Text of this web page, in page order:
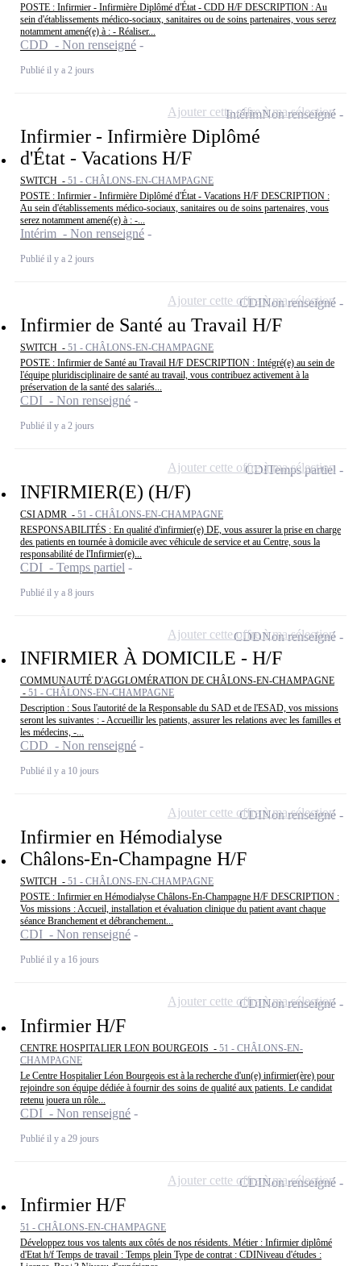
POSTE : Infirmier - Infirmière Diplômé d'État - CDD H/F DESCRIPTION : Au
sein d'établissements médico-sociaux, sanitaires ou de soins partenaires, vous serez
notamment amené(e) à : - Réaliser...
CDD - Non renseigné
Publié il y a 2 jours
Infirmier - Infirmière Diplômé
d'État - Vacations H/F
SWITCH - 51 - CHÂLONS-EN-CHAMPAGNE
POSTE : Infirmier - Infirmière Diplômé d'État - Vacations H/F DESCRIPTION :
Au sein d'établissements médico-sociaux, sanitaires ou de soins partenaires, vous
serez notamment amené(e) à : -...
Intérim - Non renseigné
Publié il y a 2 jours
IntérimNon renseigné
Ajouter cette offre à ma sélection
Infirmier de Santé au Travail H/F
SWITCH - 51 - CHÂLONS-EN-CHAMPAGNE
POSTE : Infirmier de Santé au Travail H/F DESCRIPTION : Intégré(e) au sein de
l'équipe pluridisciplinaire de santé au travail, vous contribuez activement à la
préservation de la santé des salariés...
CDI - Non renseigné
Publié il y a 2 jours
CDINon renseigné
Ajouter cette offre à ma sélection
INFIRMIER(E) (H/F)
CSI ADMR - 51 - CHÂLONS-EN-CHAMPAGNE
RESPONSABILITÉS : En qualité d'infirmier(e) DE, vous assurer la prise en charge
des patients en tournée à domicile avec véhicule de service et au Centre, sous la
responsabilité de l'Infirmier(e)...
CDI - Temps partiel
Publié il y a 8 jours
CDITemps partiel
Ajouter cette offre à ma sélection
INFIRMIER À DOMICILE - H/F
COMMUNAUTÉ D'AGGLOMÉRATION DE CHÂLONS-EN-CHAMPAGNE
- 51 - CHÂLONS-EN-CHAMPAGNE
Description : Sous l'autorité de la Responsable du SAD et de l'ESAD, vos missions
seront les suivantes : - Accueillir les patients, assurer les relations avec les familles et
les médecins, -...
CDD - Non renseigné
Publié il y a 10 jours
CDDNon renseigné
Ajouter cette offre à ma sélection
Infirmier en Hémodialyse
Châlons-En-Champagne H/F
SWITCH - 51 - CHÂLONS-EN-CHAMPAGNE
POSTE : Infirmier en Hémodialyse Châlons-En-Champagne H/F DESCRIPTION :
Vos missions : Accueil, installation et évaluation clinique du patient avant chaque
séance Branchement et débranchement...
CDI - Non renseigné
Publié il y a 16 jours
CDINon renseigné
Ajouter cette offre à ma sélection
Infirmier H/F
CENTRE HOSPITALIER LEON BOURGEOIS - 51 - CHÂLONS-EN-
CHAMPAGNE
Le Centre Hospitalier Léon Bourgeois est à la recherche d'un(e) infirmier(ère) pour
rejoindre son équipe dédiée à fournir des soins de qualité aux patients. Le candidat
retenu jouera un rôle...
CDI - Non renseigné
Publié il y a 29 jours
CDINon renseigné
Ajouter cette offre à ma sélection
Infirmier H/F
51 - CHÂLONS-EN-CHAMPAGNE
Développez tous vos talents aux côtés de nos résidents. Métier : Infirmier diplômé
d'Etat h/f Temps de travail : Temps plein Type de contrat : CDINiveau d'études :
CDINon renseigné
Ajouter cette offre à ma sélection